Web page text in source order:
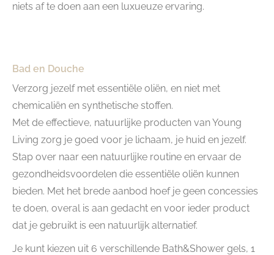
niets af te doen aan een luxueuze ervaring.
Bad en Douche
Verzorg jezelf met essentiële oliën, en niet met
chemicaliën en synthetische stoffen.
Met de effectieve, natuurlijke producten van Young
Living zorg je goed voor je lichaam, je huid en jezelf.
Stap over naar een natuurlijke routine en ervaar de
gezondheidsvoordelen die essentiële oliën kunnen
bieden. Met het brede aanbod hoef je geen concessies
te doen, overal is aan gedacht en voor ieder product
dat je gebruikt is een natuurlijk alternatief.
Je kunt kiezen uit 6 verschillende Bath&Shower gels, 1